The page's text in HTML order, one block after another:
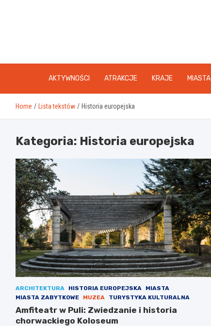
AKTYWNOŚCI ATRAKCJE KRAJE MIASTA
Home Lista tekstów Historia europejska
Kategoria: Historia europejska
ARCHITEKTURA HISTORIA EUROPEJSKA
MIASTA
MIASTA ZABYTKOWE
MUZEA TURYSTYKA KULTURALNA
Amfiteatr w Puli: Zwiedzanie i historia
chorwackiego Koloseum